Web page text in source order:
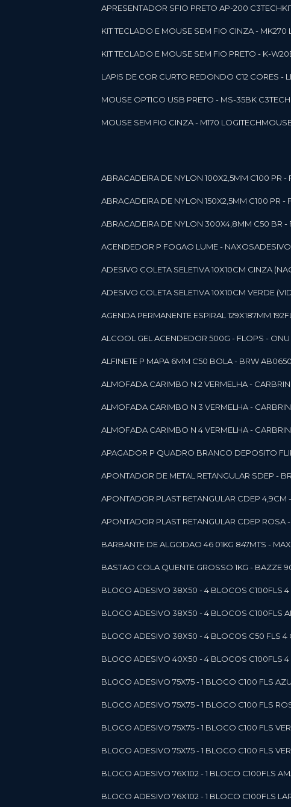
APRESENTADOR SFIO PRETO AP-200 C3TECH
KIT TECLADO E MOUSE SEM FIO CINZA - MK270
KIT TECLADO E MOUSE SEM FIO PRETO - K-
LAPIS DE COR CURTO REDONDO C12 CORES -
MOUSE OPTICO USB PRETO - MS-35BK C3TECH
MOUSE SEM FIO CINZA - M170 LOGITECH
ABRACADEIRA DE NYLON 100X2,5MM C100 PR -
ABRACADEIRA DE NYLON 150X2,5MM C100 PR -
ABRACADEIRA DE NYLON 300X4,8MM C50 BR -
ACENDEDOR P FOGAO LUME - NAXOS
ADESIVO COLETA SELETIVA 10X10CM CINZA
ADESIVO COLETA SELETIVA 10X10CM VERDE
AGENDA PERMANENTE ESPIRAL 129X187MM
ALCOOL GEL ACENDEDOR 500G - FLOPS - ONU
ALFINETE P MAPA 6MM C50 BOLA - BRW AB0650
ALMOFADA CARIMBO N 2 VERMELHA -
ALMOFADA CARIMBO N 3 VERMELHA -
ALMOFADA CARIMBO N 4 VERMELHA -
APAGADOR P QUADRO BRANCO DEPOSITO
APONTADOR DE METAL RETANGULAR SDEP -
APONTADOR PLAST RETANGULAR CDEP
APONTADOR PLAST RETANGULAR CDEP ROSA
BARBANTE DE ALGODAO 46 01KG 847MTS -
BASTAO COLA QUENTE GROSSO 1KG - BAZZE
BLOCO ADESIVO 38X50 - 4 BLOCOS C100FLS
BLOCO ADESIVO 38X50 - 4 BLOCOS C100FLS
BLOCO ADESIVO 38X50 - 4 BLOCOS C50 FLS
BLOCO ADESIVO 40X50 - 4 BLOCOS C100FLS
BLOCO ADESIVO 75X75 - 1 BLOCO C100 FLS
BLOCO ADESIVO 75X75 - 1 BLOCO C100 FLS
BLOCO ADESIVO 75X75 - 1 BLOCO C100 FLS
BLOCO ADESIVO 75X75 - 1 BLOCO C100 FLS
BLOCO ADESIVO 76X102 - 1 BLOCO C100FLS
BLOCO ADESIVO 76X102 - 1 BLOCO C100FLS